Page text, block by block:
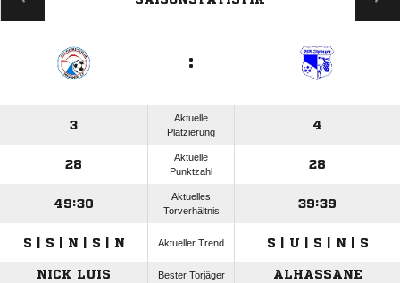
:
3
Aktuelle
Platzierung
4
28
Aktuelle
Punktzahl
28
49:30
Aktuelles
Torverhältnis
39:39
S | S | N | S | N Aktueller Trend S | U | S | N | S
NICK LUIS
Bester Torjäger
ALHASSANE